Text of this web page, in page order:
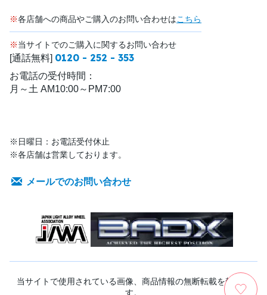
※各店舗への商品やご購入のお問い合わせはこちら
※当サイトでのご購入に関するお問い合わせ
[通話無料] 0120 - 252 - 353
お電話の受付時間：
月～土 AM10:00～PM7:00
※日曜日：お電話受付休止
※各店舗は営業しております。
メールでのお問い合わせ
当サイトで使用されている画像、商品情報の無断転載を禁じま
す。